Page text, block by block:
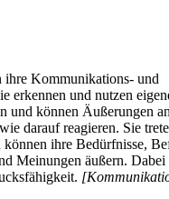
Kommunikations- und
erkennen und nutzen
und können Äußerungen
darauf reagieren. Sie
ihre Bedürfnisse,
Meinungen äußern.